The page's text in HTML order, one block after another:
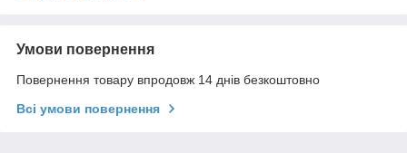
Умови повернення
Повернення товару впродовж 14 днів безкоштовно
Всі умови повернення